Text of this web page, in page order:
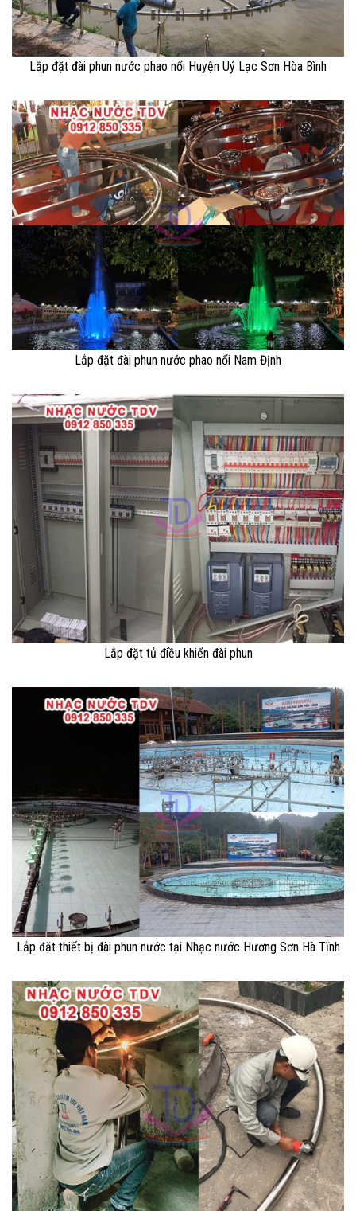
Lắp đặt đài phun nước phao nổi Huyện Uỷ Lạc Sơn Hòa Bình
Lắp đặt đài phun nước phao nổi Nam Định
Lắp đặt tủ điều khiển đài phun
Lắp đặt thiết bị đài phun nước tại Nhạc nước Hương Sơn Hà Tĩnh